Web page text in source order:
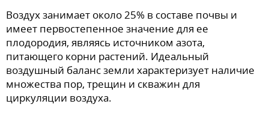
Воздух занимает около 25% в составе почвы и
имеет первостепенное значение для ее
плодородия, являясь источником азота,
питающего корни растений. Идеальный
воздушный баланс земли характеризует наличие
множества пор, трещин и скважин для
циркуляции воздуха.